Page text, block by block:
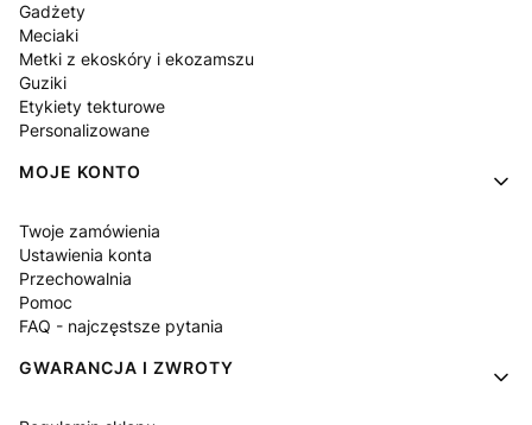
Gadżety
Meciaki
Metki z ekoskóry i ekozamszu
Guziki
Etykiety tekturowe
Personalizowane
MOJE KONTO
Twoje zamówienia
Ustawienia konta
Przechowalnia
Pomoc
FAQ - najczęstsze pytania
GWARANCJA I ZWROTY